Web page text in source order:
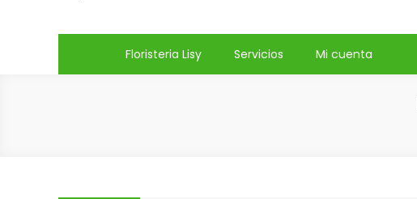
Floristeria Lisy Servicios Mi cuenta